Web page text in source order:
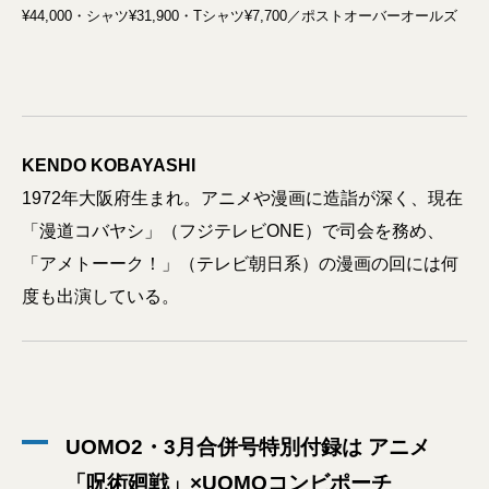
¥44,000・シャツ¥31,900・Tシャツ¥7,700／ポストオーバーオールズ
KENDO KOBAYASHI
1972年大阪府生まれ。アニメや漫画に造詣が深く、現在
「漫道コバヤシ」（フジテレビONE）で司会を務め、
「アメトーーク！」（テレビ朝日系）の漫画の回には何
度も出演している。
UOMO2・3月合併号特別付録は アニメ
「呪術廻戦」×UOMOコンビポーチ